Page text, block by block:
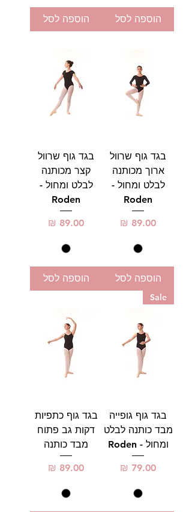
הוספה לסל הוספה לסל
בגד גוף שרוול
ארוך מכותנה
לבלט ומחול -
Roden
מחיר
הוספה לסל
בגד גוף שרוול
קצר מכותנה
לבלט ומחול -
Roden
מחיר
הוספה לסל
Sale
בגד גוף גופייה
מבד כותנה לבלט
ומחול - Roden
מחיר
בגד גוף כתפיות
דקות גב פתוח
מבד כותנה
מחיר